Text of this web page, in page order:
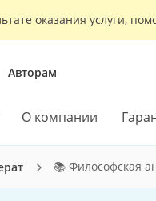
оказания услуги,
Авторам
О компании
📚 Философская